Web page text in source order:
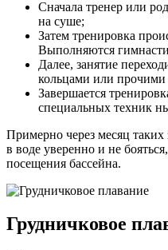
Сначала тренер или
на суше;
Затем тренировка
Выполняются
Далее, занятие
кольцами или
Завершается
специальных техник
Примерно через месяц таких
в воде уверенно и не
посещения бассейна.
Грудничковое